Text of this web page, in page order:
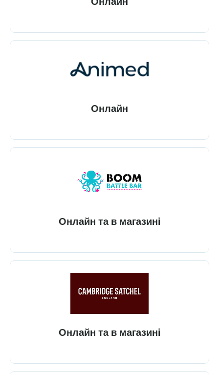
Онлайн
Онлайн та в магазині
Онлайн та в магазині